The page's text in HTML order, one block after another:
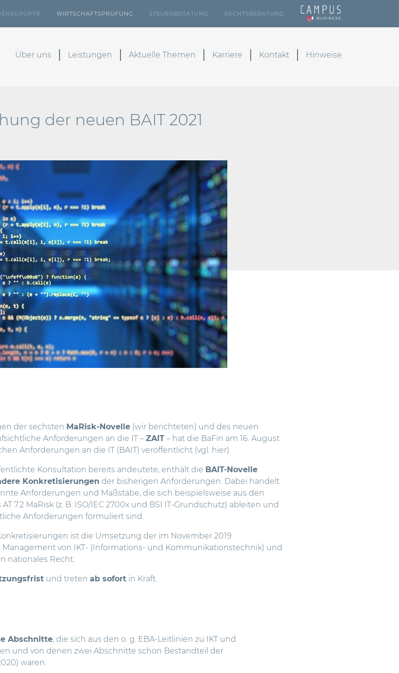
WIRTSCHAFTSPRÜFUNG STEUERBERATUNG RECHTSBERATUNG
Über uns Leistungen Aktuelle Themen Karriere Kontakt Hinweise
der neuen BAIT 2021
der sechsten MaRisk-Novelle (wir berichteten) und des neuen
Anforderungen an die IT – ZAIT – hat die BaFin am 16. August
Anforderungen an die IT (BAIT) veröffentlicht (vgl. hier).
Konsultation bereits andeutete, enthält die BAIT-Novelle
Konkretisierungen der bisherigen Anforderungen. Dabei handelt
Anforderungen und Maßstäbe, die sich beispielsweise aus den
7.2 MaRisk (z. B. ISO/IEC 2700x und BSI IT-Grundschutz) ableiten und
Anforderungen formuliert sind.
ist die Umsetzung der im November 2019
Management von IKT- (Informations- und Kommunikationstechnik) und
nationales Recht.
und treten ab sofort in Kraft.
Abschnitte, die sich aus den o. g. EBA-Leitlinien zu IKT und
und von denen zwei Abschnitte schon Bestandteil der
waren.